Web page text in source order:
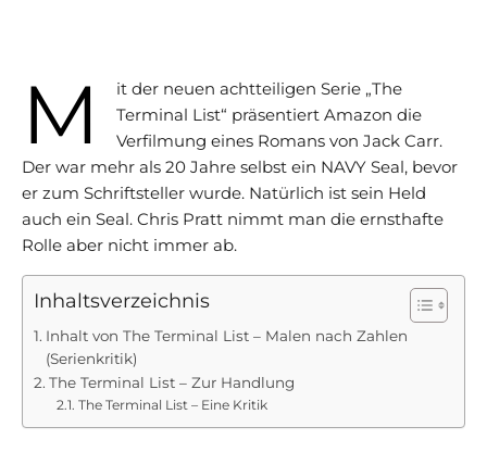
M
it der neuen achtteiligen Serie „The
Terminal List“ präsentiert Amazon die
Verfilmung eines Romans von Jack Carr.
Der war mehr als 20 Jahre selbst ein NAVY Seal, bevor
er zum Schriftsteller wurde. Natürlich ist sein Held
auch ein Seal. Chris Pratt nimmt man die ernsthafte
Rolle aber nicht immer ab.
Inhaltsverzeichnis
Inhalt von The Terminal List – Malen nach Zahlen
(Serienkritik)
The Terminal List – Zur Handlung
The Terminal List – Eine Kritik